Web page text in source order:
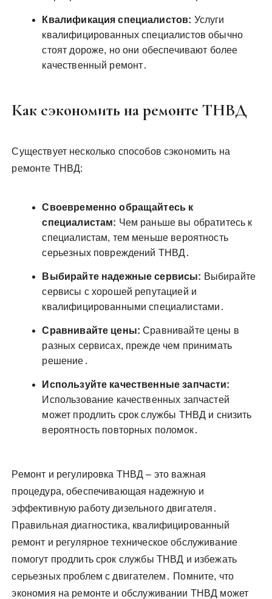
Квалификация специалистов: Услуги
квалифицированных специалистов обычно
стоят дороже, но они обеспечивают более
качественный ремонт․
Как сэкономить на ремонте ТНВД
Существует несколько способов сэкономить на
ремонте ТНВД:
Своевременно обращайтесь к
специалистам: Чем раньше вы обратитесь к
специалистам, тем меньше вероятность
серьезных повреждений ТНВД․
Выбирайте надежные сервисы: Выбирайте
сервисы с хорошей репутацией и
квалифицированными специалистами․
Сравнивайте цены: Сравнивайте цены в
разных сервисах, прежде чем принимать
решение․
Используйте качественные запчасти:
Использование качественных запчастей
может продлить срок службы ТНВД и снизить
вероятность повторных поломок․
Ремонт и регулировка ТНВД – это важная
процедура, обеспечивающая надежную и
эффективную работу дизельного двигателя․
Правильная диагностика, квалифицированный
ремонт и регулярное техническое обслуживание
помогут продлить срок службы ТНВД и избежать
серьезных проблем с двигателем․ Помните, что
экономия на ремонте и обслуживании ТНВД может